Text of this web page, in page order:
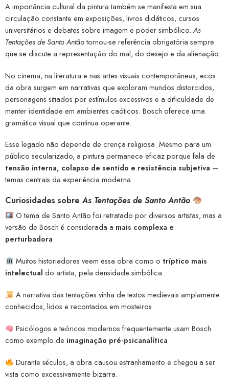
A importância cultural da pintura também se manifesta em sua
circulação constante em exposições, livros didáticos, cursos
universitários e debates sobre imagem e poder simbólico. As
Tentações de Santo Antãotornou-se referência obrigatória sempre
que se discute a representação do mal, do desejo e da alienação.
No cinema, na literatura e nas artes visuais contemporâneas, ecos
da obra surgem em narrativas que exploram mundos distorcidos,
personagens sitiados por estímulos excessivos e a dificuldade de
manter identidade em ambientes caóticos. Bosch oferece uma
gramática visual que continua operante.
Esse legado não depende de crença religiosa. Mesmo para um
público secularizado, a pintura permanece eficaz porque fala de
tensão interna, colapso de sentido e resistência subjetiva —
temas centrais da experiência moderna.
Curiosidades sobreAs Tentações de Santo Antão
O tema de Santo Antão foi retratado por diversos artistas, mas a
versão de Bosch é considerada a mais complexa e
perturbadora.
Muitos historiadores veem essa obra como o tríptico mais
intelectual do artista, pela densidade simbólica.
A narrativa das tentações vinha de textos medievais amplamente
conhecidos, lidos e recontados em mosteiros.
Psicólogos e teóricos modernos frequentemente usam Bosch
como exemplo de imaginação pré-psicanalítica.
Durante séculos, a obra causou estranhamento e chegou a ser
vista como excessivamente bizarra.